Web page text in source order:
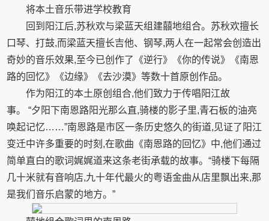
将本土音乐带进学校教育
回到阳江后,苏秋欢与梁蓝天组建囍地组合。苏秋欢擅长
口琴、打鼓,而梁蓝天擅长吉他、钢琴,两人在一起常会创造出
奇妙的音乐效果,至今已创作了《逆行》《你的传说》《南恩
路的回忆》《边缘》《去沙漠》等数十首原创作品。
作为阳江的本土原创组合,他们致力于传唱阳江故
事。 “夕阳下南恩路阳光那么直,骑楼的影子里,青石板的油亮
唤起记忆……”南恩路是市区一条历史悠久的街道,见证了阳江
变迁中许多重要的时刻,在歌曲《南恩路的回忆》中,他们通过
简单直白的歌词娓娓道来这条老街承载的故事。“骑楼下每隔
几十米就有音响店,九十年代最火的粤语金曲从店里飘出来,那
是我们音乐启蒙的地方。”